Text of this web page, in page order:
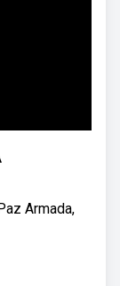
Armada,